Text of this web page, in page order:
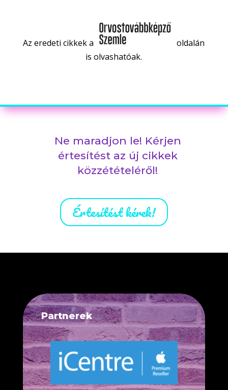
Az eredeti cikkek a
oldalán
is olvashatóak.
Ne maradjon le! Kérjen
értesítést az új cikkek
közzétételéről!
Értesítést kérek!
Partnerek